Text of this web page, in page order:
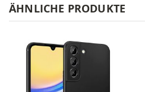
ÄHNLICHE PRODUKTE